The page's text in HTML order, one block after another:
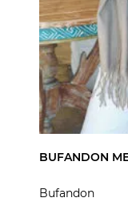
BUFANDON
Bufandon